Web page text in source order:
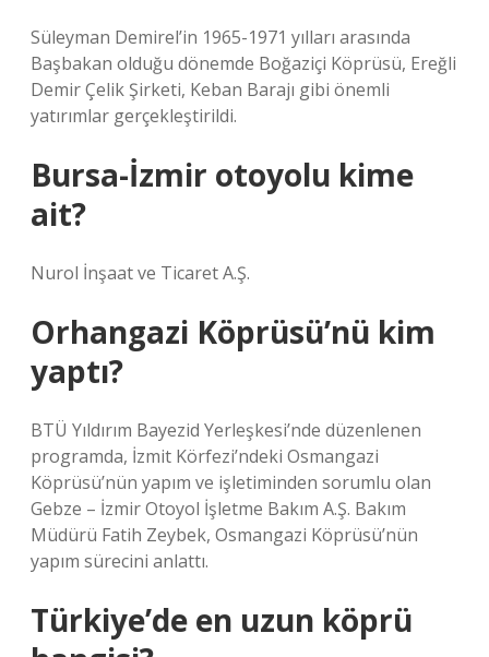
Süleyman Demirel’in 1965-1971 yılları arasında
Başbakan olduğu dönemde Boğaziçi Köprüsü, Ereğli
Demir Çelik Şirketi, Keban Barajı gibi önemli
yatırımlar gerçekleştirildi.
Bursa-İzmir otoyolu kime
ait?
Nurol İnşaat ve Ticaret A.Ş.
Orhangazi Köprüsü’nü kim
yaptı?
BTÜ Yıldırım Bayezid Yerleşkesi’nde düzenlenen
programda, İzmit Körfezi’ndeki Osmangazi
Köprüsü’nün yapım ve işletiminden sorumlu olan
Gebze – İzmir Otoyol İşletme Bakım A.Ş. Bakım
Müdürü Fatih Zeybek, Osmangazi Köprüsü’nün
yapım sürecini anlattı.
Türkiye’de en uzun köprü